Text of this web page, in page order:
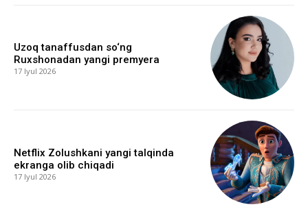
Uzoq tanaffusdan so‘ng
Ruxshonadan yangi premyera
17 Iyul 2026
Netflix Zolushkani yangi talqinda
ekranga olib chiqadi
17 Iyul 2026